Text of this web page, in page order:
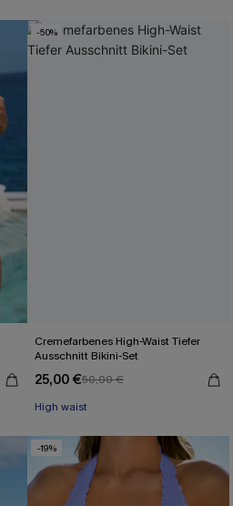
-50%
Cremefarbenes High-Waist Tiefer
Ausschnitt Bikini-Set
25,00 €50,00 €
High waist
-19%